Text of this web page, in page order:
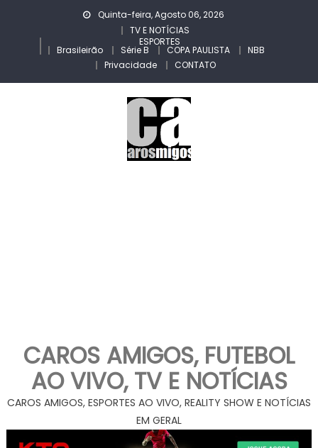
Quinta-feira, Agosto 06, 2026
TV E NOTÍCIAS
ESPORTES
Brasileirão Série B COPA PAULISTA
NBB
Privacidade
CONTATO
CAROS AMIGOS, FUTEBOL
AO VIVO, TV E NOTÍCIAS
CAROS AMIGOS, ESPORTES AO VIVO, REALITY SHOW E NOTÍCIAS
EM GERAL